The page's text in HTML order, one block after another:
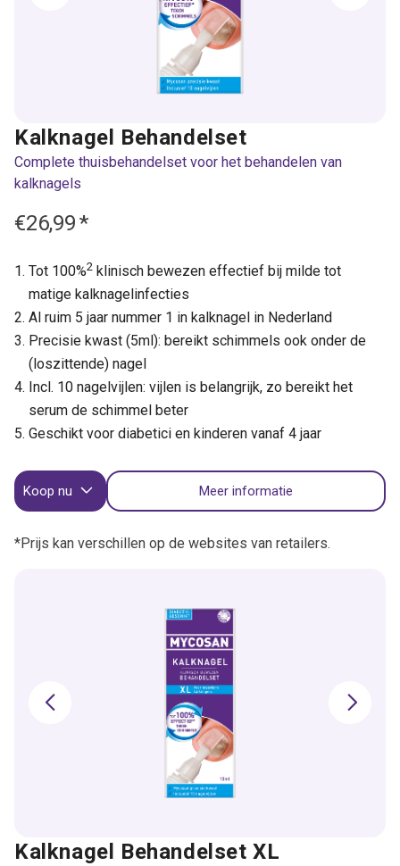
Kalknagel Behandelset
Complete thuisbehandelset voor het behandelen van
kalknagels
€26,99*
Tot 100%2 klinisch bewezen effectief bij milde tot
matige kalknagelinfecties
Al ruim 5 jaar nummer 1 in kalknagel in Nederland
Precisie kwast (5ml): bereikt schimmels ook onder de
(loszittende) nagel
Incl. 10 nagelvijlen: vijlen is belangrijk, zo bereikt het
serum de schimmel beter
Geschikt voor diabetici en kinderen vanaf 4 jaar
Koop nu Meer informatie
*Prijs kan verschillen op de websites van retailers.
Kalknagel Behandelset XL